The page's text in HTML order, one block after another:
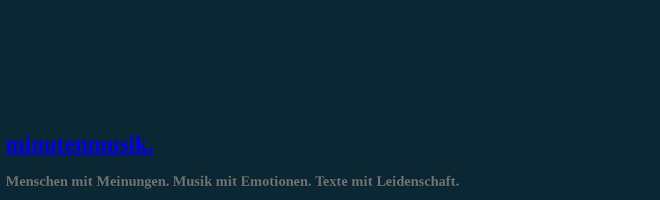
minutenmusik.
Menschen mit Meinungen. Musik mit Emotionen. Texte mit Leidenschaft.